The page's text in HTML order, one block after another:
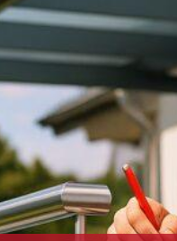
Dächer